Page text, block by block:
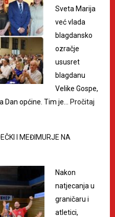
Sveta Marija
već vlada
blagdansko
ozračje
ususret
blagdanu
Velike Gospe,
Dan općine. Tim je…
Pročitaj
I MEĐIMURJE NA
Nakon
natjecanja u
graničaru i
atletici,